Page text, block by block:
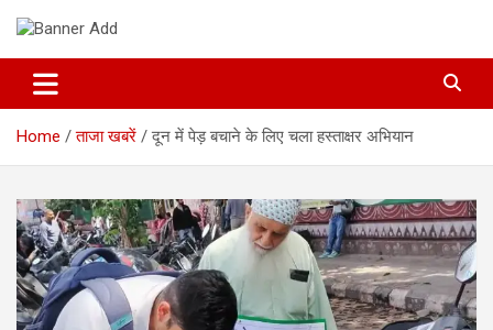
The Hillpost
Home ताजा खबरें दून में पेड़ बचाने के लिए चला हस्ताक्षर अभियान